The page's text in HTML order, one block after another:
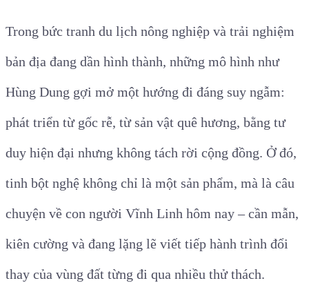
Trong bức tranh du lịch nông nghiệp và trải nghiệm
bản địa đang dần hình thành, những mô hình như
Hùng Dung gợi mở một hướng đi đáng suy ngẫm:
phát triển từ gốc rễ, từ sản vật quê hương, bằng tư
duy hiện đại nhưng không tách rời cộng đồng. Ở đó,
tinh bột nghệ không chỉ là một sản phẩm, mà là câu
chuyện về con người Vĩnh Linh hôm nay – cần mẫn,
kiên cường và đang lặng lẽ viết tiếp hành trình đổi
thay của vùng đất từng đi qua nhiều thử thách.